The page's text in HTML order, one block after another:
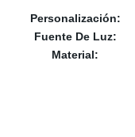
Personalización:
Fuente De Luz:
Material: